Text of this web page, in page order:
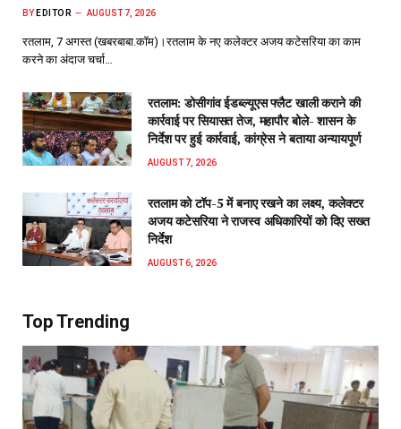
BY EDITOR AUGUST 7, 2026
रतलाम, 7 अगस्त (खबरबाबा.कॉम)।रतलाम के नए कलेक्टर अजय कटेसरिया का काम
करने का अंदाज चर्चा…
रतलाम: डोसीगांव ईडब्ल्यूएस फ्लैट खाली कराने की
कार्रवाई पर सियासत तेज, महापौर बोले- शासन के
निर्देश पर हुई कार्रवाई, कांग्रेस ने बताया अन्यायपूर्ण
AUGUST 7, 2026
रतलाम को टॉप-5 में बनाए रखने का लक्ष्य, कलेक्टर
अजय कटेसरिया ने राजस्व अधिकारियों को दिए सख्त
निर्देश
AUGUST 6, 2026
Top Trending